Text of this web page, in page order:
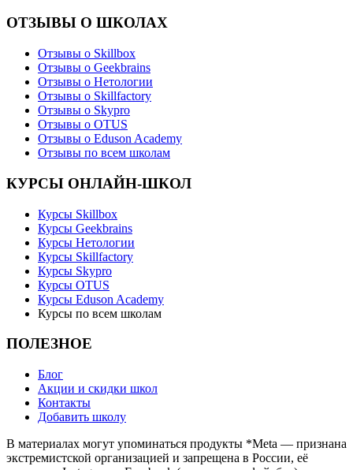
ОТЗЫВЫ О ШКОЛАХ
Отзывы о Skillbox
Отзывы о Geekbrains
Отзывы о Нетологии
Отзывы о Skillfactory
Отзывы о Skypro
Отзывы о OTUS
Отзывы о Eduson Academy
Отзывы по всем школам
КУРСЫ ОНЛАЙН-ШКОЛ
Курсы Skillbox
Курсы Geekbrains
Курсы Нетологии
Курсы Skillfactory
Курсы Skypro
Курсы OTUS
Курсы Eduson Academy
Курсы по всем школам
ПОЛЕЗНОЕ
Блог
Акции и скидки школ
Контакты
Добавить школу
В материалах могут упоминаться продукты *Meta — признана
экстремистской организацией и запрещена в России, её